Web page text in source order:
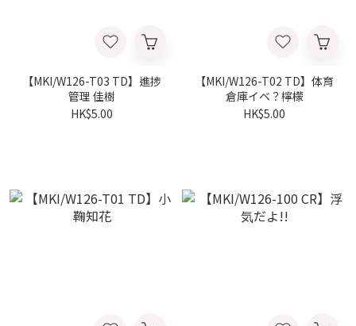
【MKI/W126-T03 TD】進捗
管理 佳樹
HK$5.00
【MKI/W126-T02 TD】体育
倉庫イベ？檸檬
HK$5.00